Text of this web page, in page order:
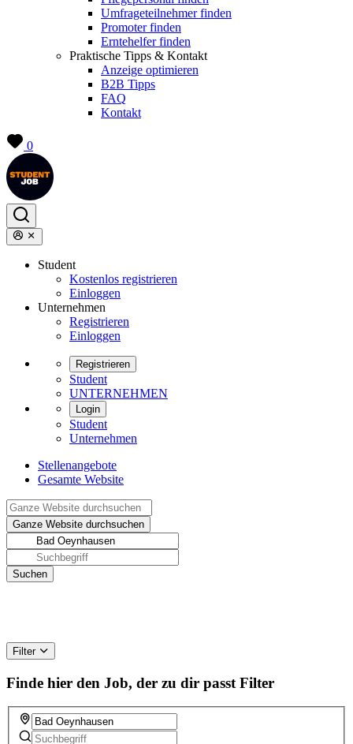
Umfrageteilnehmer finden
Promoter finden
Erntehelfer finden
Praktische Tipps & Kontakt
Anzeige optimieren
B2B Tipps
FAQ
Kontakt
0
Student
Kostenlos registrieren
Einloggen
Unternehmen
Registrieren
Einloggen
Registrieren
Student
UNTERNEHMEN
Login
Student
Unternehmen
Stellenangebote
Gesamte Website
Filter
Finde hier den Job, der zu dir passt Filter